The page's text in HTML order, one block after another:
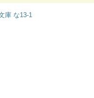
庫 な13-1